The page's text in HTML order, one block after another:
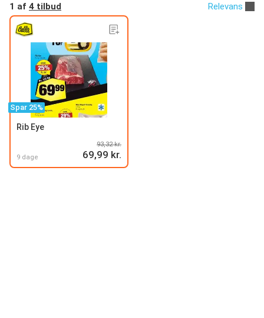
1 af 4 tilbud Relevans
Spar 25%
Rib Eye
9 dage
93,32 kr.
69,99 kr.